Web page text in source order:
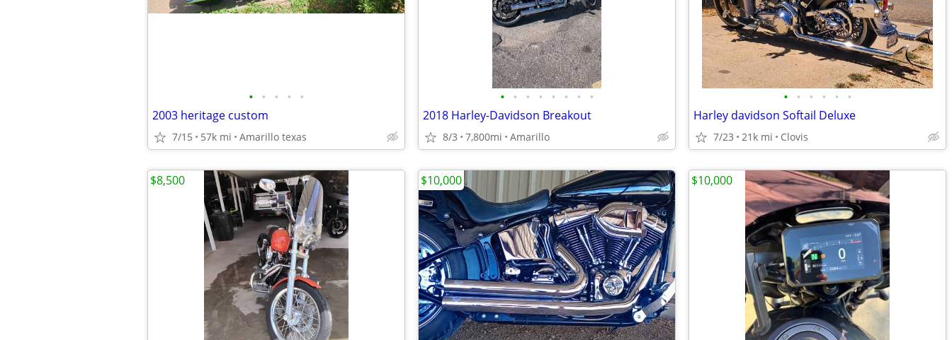
• • • • •
2003 heritage custom
7/15 57k mi Amarillo texas
• • • • • • • •
2018 Harley-Davidson Breakout
8/3 7,800mi Amarillo
• • • • • •
Harley davidson Softail Deluxe
7/23 21k mi Clovis
$8,500 $10,000 $10,000